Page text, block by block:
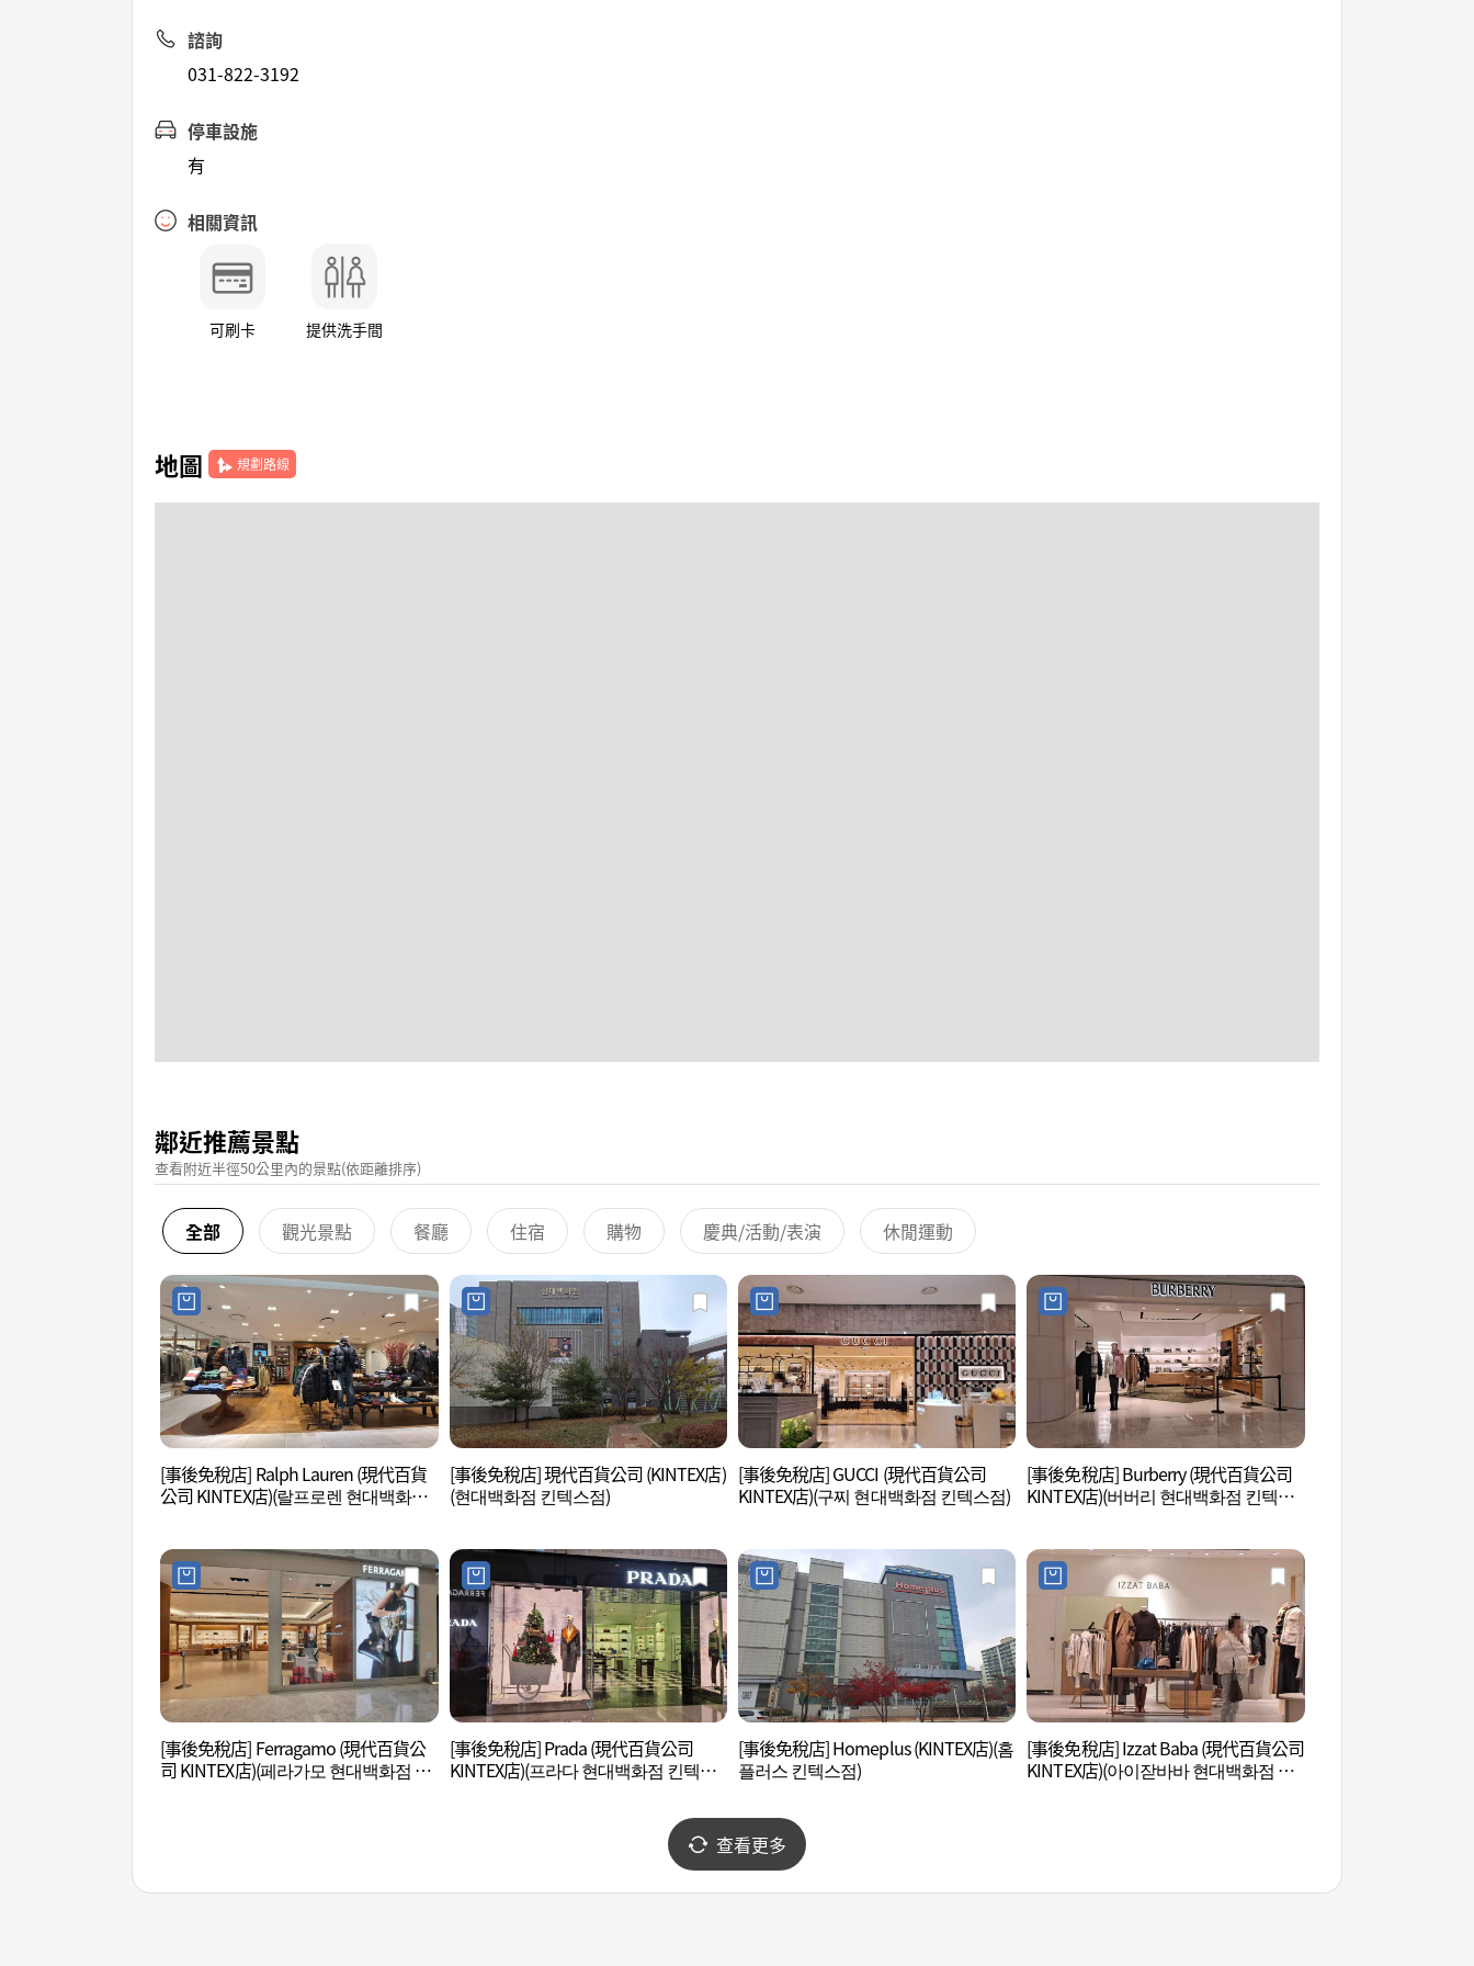
諮詢
031-822-3192
停車設施
有
相關資訊
可刷卡 提供洗手間
地圖 規劃路線
鄰近推薦景點
查看附近半徑50公里內的景點(依距離排序)
全部 觀光景點 餐廳 住宿 購物 慶典/活動/表演 休閒運動
[事後免稅店] Ralph Lauren (現代百貨
公司 KINTEX店)(랄프로렌 현대백화점
[事後免稅店] 現代百貨公司 (KINTEX店)
(현대백화점 킨텍스점)
[事後免稅店] GUCCI (現代百貨公司
KINTEX店)(구찌 현대백화점 킨텍스점)
[事後免稅店] Burberry (現代百貨公司
KINTEX店)(버버리 현대백화점 킨텍스
[事後免稅店] Ferragamo (現代百貨公
司 KINTEX店)(페라가모 현대백화점 킨
[事後免稅店] Prada (現代百貨公司
KINTEX店)(프라다 현대백화점 킨텍스
[事後免稅店] Homeplus (KINTEX店)(홈
플러스 킨텍스점)
[事後免稅店] Izzat Baba (現代百貨公司
KINTEX店)(아이잗바바 현대백화점 킨
查看更多